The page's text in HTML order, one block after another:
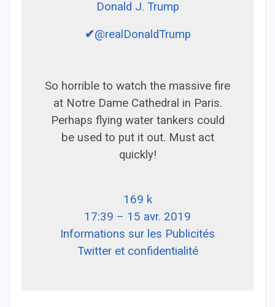
Donald J. Trump
✔@realDonaldTrump
So horrible to watch the massive fire
at Notre Dame Cathedral in Paris.
Perhaps flying water tankers could
be used to put it out. Must act
quickly!
169 k
17:39 – 15 avr. 2019
Informations sur les Publicités
Twitter et confidentialité